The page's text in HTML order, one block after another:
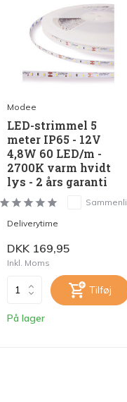
Modee
LED-strimmel 5
meter IP65 - 12V
4,8W 60 LED/m -
2700K varm hvidt
lys - 2 års garanti
Deliverytime
DKK 169,95
Inkl. Moms
Tilføj
På lager